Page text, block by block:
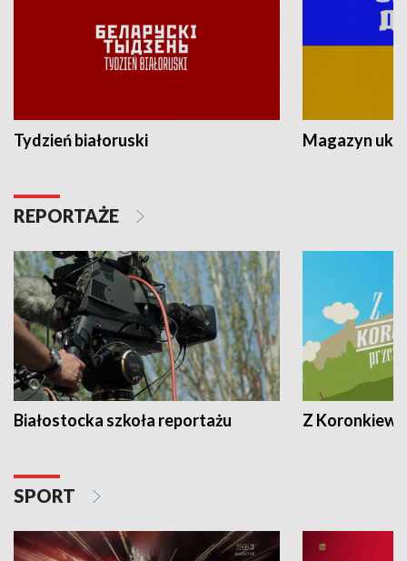
Tydzień białoruski Magazyn
REPORTAŻE
Białostocka szkoła reportażu Z
SPORT